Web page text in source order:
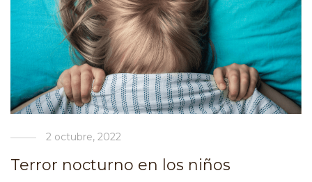
2 octubre, 2022
Terror nocturno en los niños